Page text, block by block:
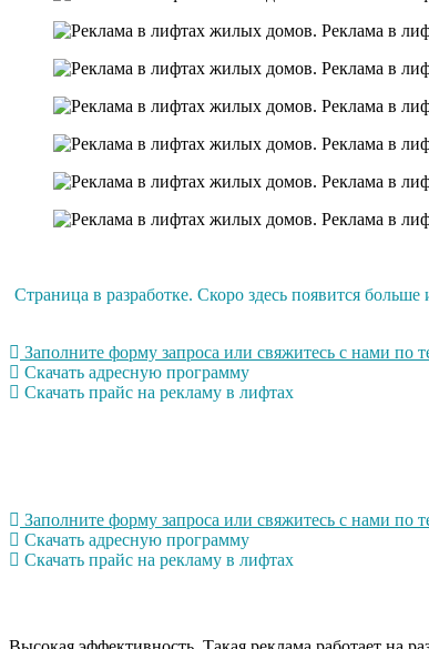
Страница в разработке. Скоро здесь появится
Заполните форму запроса или свяжитесь с нами по
Скачать адресную программу
Скачать прайс на рекламу в лифтах
Заполните форму запроса или свяжитесь с нами по
Скачать адресную программу
Скачать прайс на рекламу в лифтах